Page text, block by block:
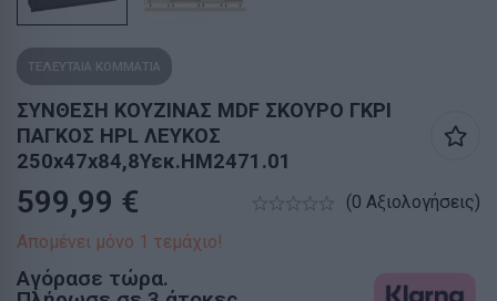
ΤΕΛΕΥΤΑΙΑ ΚΟΜΜΑΤΙΑ
ΣΥΝΘΕΣΗ ΚΟΥΖΙΝΑΣ MDF ΣΚΟΥΡΟ ΓΚΡΙ
ΠΑΓΚΟΣ HPL ΛΕΥΚΟΣ
250x47x84,8Υεκ.HM2471.01
599,99 €
(0 Αξιολογήσεις)
Απομένει μόνο 1 τεμάχιο!
Αγόρασε τώρα.